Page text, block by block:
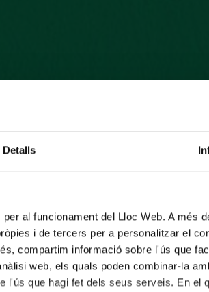
Detalls
al funcionament del Lloc Web. A més
i de tercers per a personalitzar el
compartim informació sobre l'ús que
web, els quals poden combinar-la
l'ús que hagi fet dels seus serveis. En el